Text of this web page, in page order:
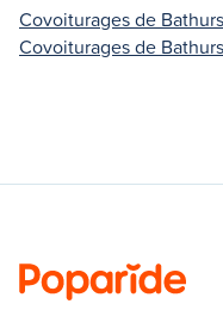
Covoiturages de
Covoiturages de